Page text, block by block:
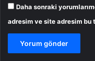
Daha sonraki
adresim ve site adresim bu